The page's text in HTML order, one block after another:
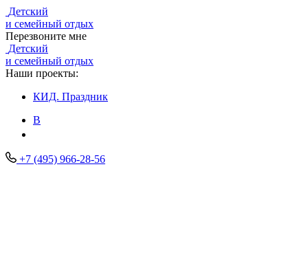
Детский
и семейный отдых
Перезвоните мне
Детский
и семейный отдых
Наши проекты:
КИД. Праздник
В
+7 (495) 966-28-56